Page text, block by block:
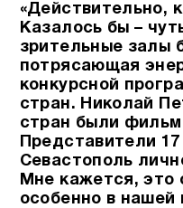
«Действительно,
Казалось бы –
зрительные залы
потрясающая
конкурсной
стран. Николай
стран были
Представители
Севастополь
Мне кажется, это
особенно в нашей